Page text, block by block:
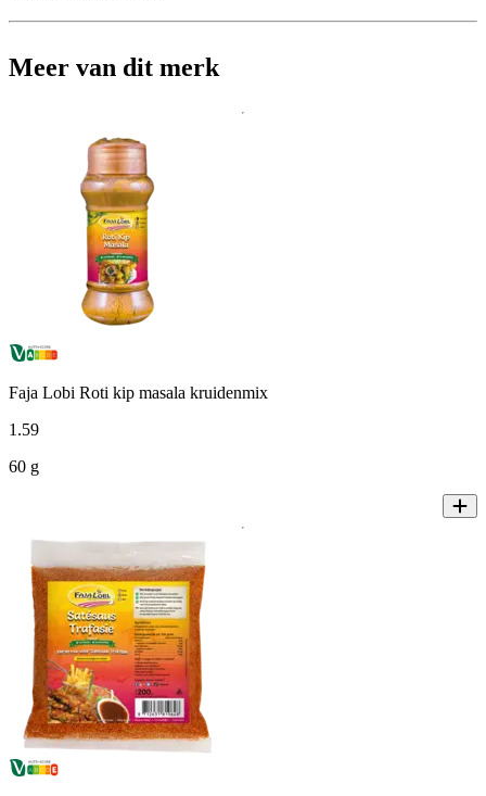
Meer van dit merk
Faja Lobi Roti kip masala kruidenmix
1.59
60 g